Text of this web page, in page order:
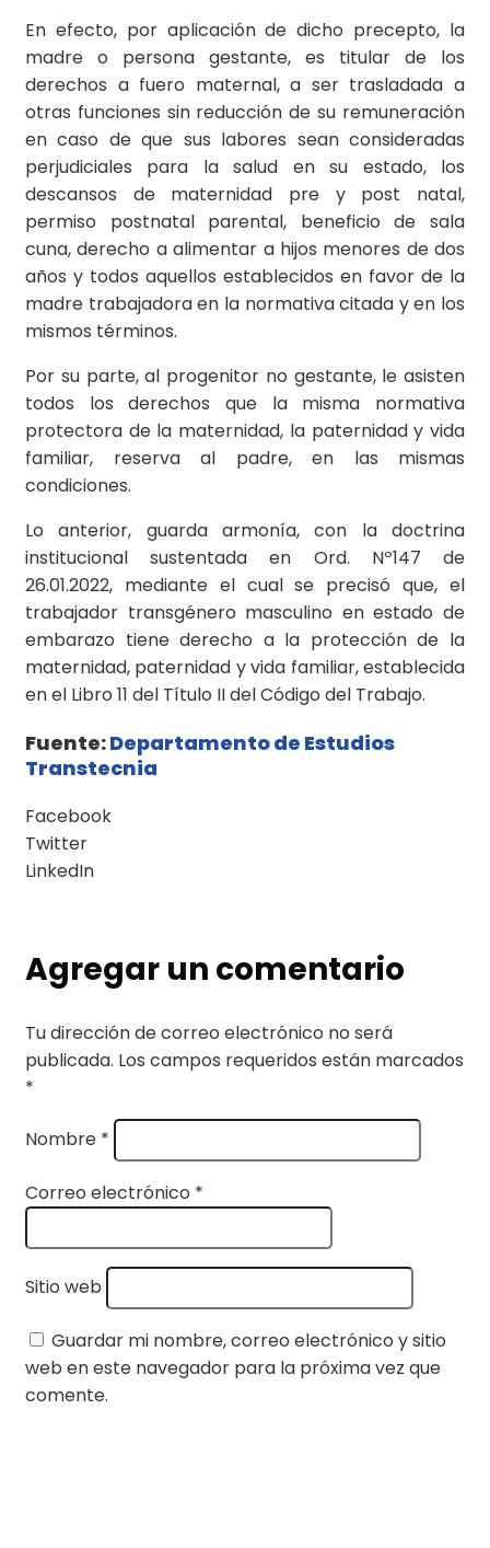
En efecto, por aplicación de dicho precepto, la
madre o persona gestante, es titular de los
derechos a fuero maternal, a ser trasladada a
otras funciones sin reducción de su remuneración
en caso de que sus labores sean consideradas
perjudiciales para la salud en su estado, los
descansos de maternidad pre y post natal,
permiso postnatal parental, beneficio de sala
cuna, derecho a alimentar a hijos menores de dos
años y todos aquellos establecidos en favor de la
madre trabajadora en la normativa citada y en los
mismos términos.
Por su parte, al progenitor no gestante, le asisten
todos los derechos que la misma normativa
protectora de la maternidad, la paternidad y vida
familiar, reserva al padre, en las mismas
condiciones.
Lo anterior, guarda armonía, con la doctrina
institucional sustentada en Ord. Nº147 de
26.01.2022, mediante el cual se precisó que, el
trabajador transgénero masculino en estado de
embarazo tiene derecho a la protección de la
maternidad, paternidad y vida familiar, establecida
en el Libro 11 del Título II del Código del Trabajo.
Fuente:Departamento de Estudios
Transtecnia
Facebook
Twitter
LinkedIn
Agregar un comentario
Tu dirección de correo electrónico no será
publicada. Los campos requeridos están marcados
*
Nombre *
Correo electrónico *
Sitio web
Guardar mi nombre, correo electrónico y sitio
web en este navegador para la próxima vez que
comente.